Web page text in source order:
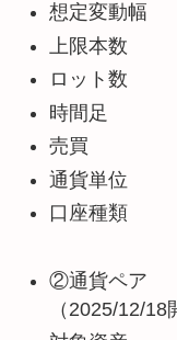
想定変動幅
上限本数
ロット数
時間足
売買 ： ト
通貨単位
口座種類
②通貨ペア
（2025/12/18